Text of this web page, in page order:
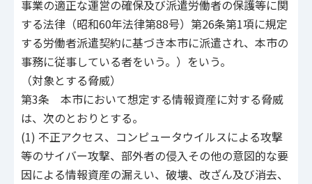
事業の適正な運営の確保及び派遣労働者の保護等に関
する法律（昭和60年法律第88号）第26条第1項に規定
する労働者派遣契約に基づき本市に派遣され、本市の
事務に従事している者をいう。）をいう。
（対象とする脅威）
第3条 本市において想定する情報資産に対する脅威
は、次のとおりとする。
(1) 不正アクセス、コンピュータウイルスによる攻撃
等のサイバー攻撃、部外者の侵入その他の意図的な要
因による情報資産の漏えい、破壊、改ざん及び消去、